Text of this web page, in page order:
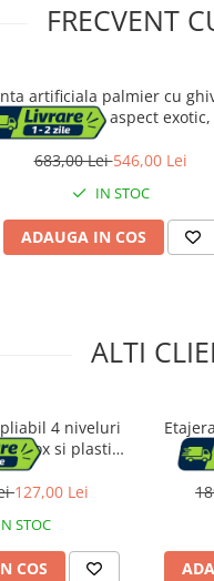
FRECVENT
artificiala palmier cu
PE si rafie, aspect
110x110x190 cm,
683,00 Lei546,00 Lei
IN STOC
ADAUGA IN COS
ALTI
4 niveluri
inox si plastic,
max 35
cm, negru
127,00 Lei
STOC
COS